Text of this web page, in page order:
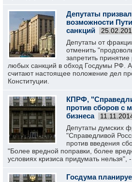
Депутаты
возможности
санкций
Депутаты от
отменить
запретить
любых санкций в обход Госдумы РФ.
считают настоящее положение дел
Конституции.
КПРФ,
против сборов с
бизнеса
Депутаты думских
"Справедливой
против введения
"Более вредной поправки, более
условиях кризиса придумать нельзя",
Госдума